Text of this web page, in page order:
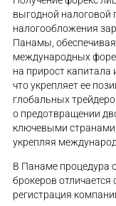
выгодной налоговой
налогообложения
Панамы,
международных
на прирост капитала
что укрепляет ее
глобальных
о предотвращении
ключевыми
укрепляя
В Панаме процедура
брокеров
регистрация